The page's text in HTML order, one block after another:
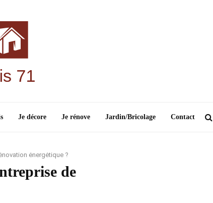
Je décore Je rénove Jardin/Bricolage Contact
énergétique ?
de